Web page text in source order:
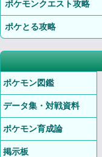
ポケモンクエスト攻略
ポケとる攻略
ポケモン図鑑
データ集・対戦資料
ポケモン育成論
掲示板